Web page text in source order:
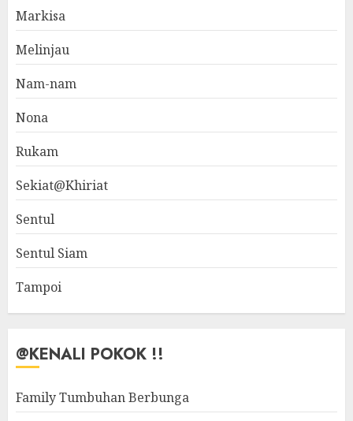
Markisa
Melinjau
Nam-nam
Nona
Rukam
Sekiat@Khiriat
Sentul
Sentul Siam
Tampoi
@KENALI POKOK !!
Family Tumbuhan Berbunga